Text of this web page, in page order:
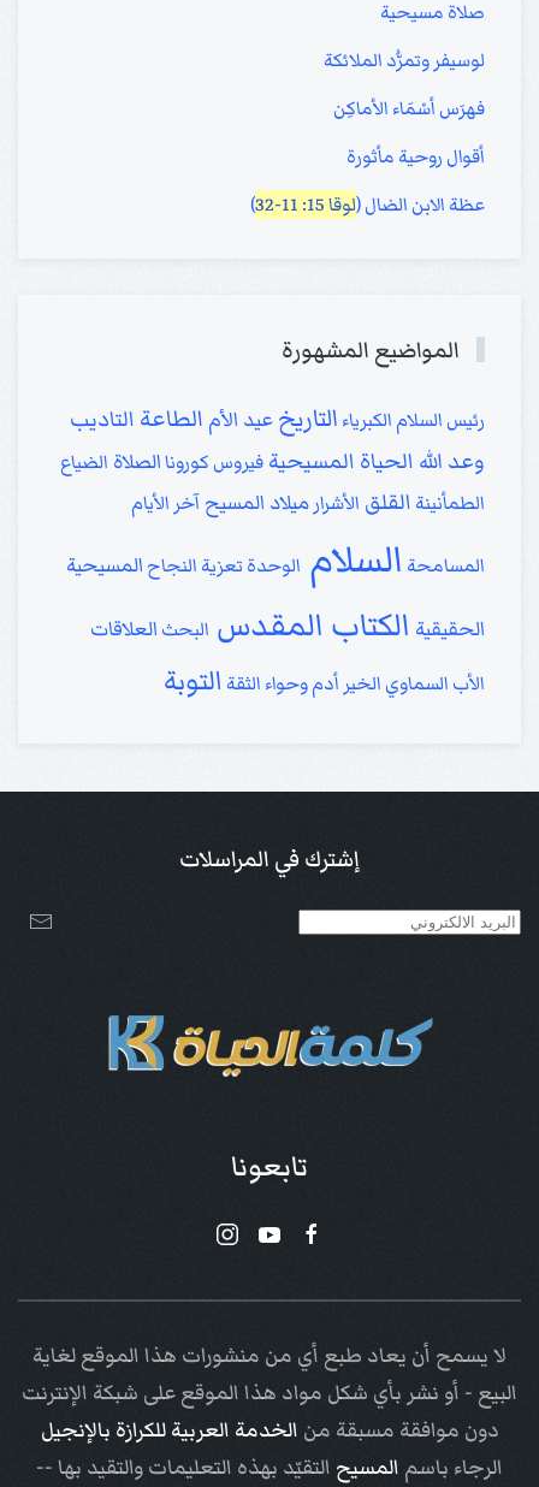
صلاة مسيحية
لوسيفر وتمرُّد الملائكة
فهرَس أسْمَاء الأماكِن
أقوال روحية مأثورة
عظة الابن الضال (لوقا 15: 11-32 )
المواضيع المشهورة
رئيس السلام الكبرياء التاريخعيد الأم الطاعة التاديب
وعد الله الحياة المسيحية فيروس كوروناالصلاة الضياع
الطمأنينة القلق الأشرار ميلاد المسيح آخر الأيام
المسامحة السلام الوحدة تعزية النجاح المسيحية
الحقيقية الكتاب المقدس البحث العلاقات
الأب السماوي الخير أدم وحواء الثقة التوبة
إشترك في المراسلات
تابعونا
لا يسمح أن يعاد طبع أي من منشورات هذا الموقع لغاية
البيع - أو نشر بأي شكل مواد هذا الموقع على شبكة الإنترنت
دون موافقة مسبقة من الخدمة العربية للكرازة بالإنجيل
الرجاء باسم المسيح التقيّد بهذه التعليمات والتقيد بها --